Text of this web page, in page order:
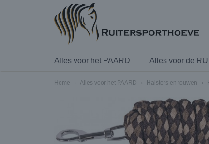
Alles voor het PAARD Alles voor de
Home › Alles voor het PAARD › Halsters en touwen ›